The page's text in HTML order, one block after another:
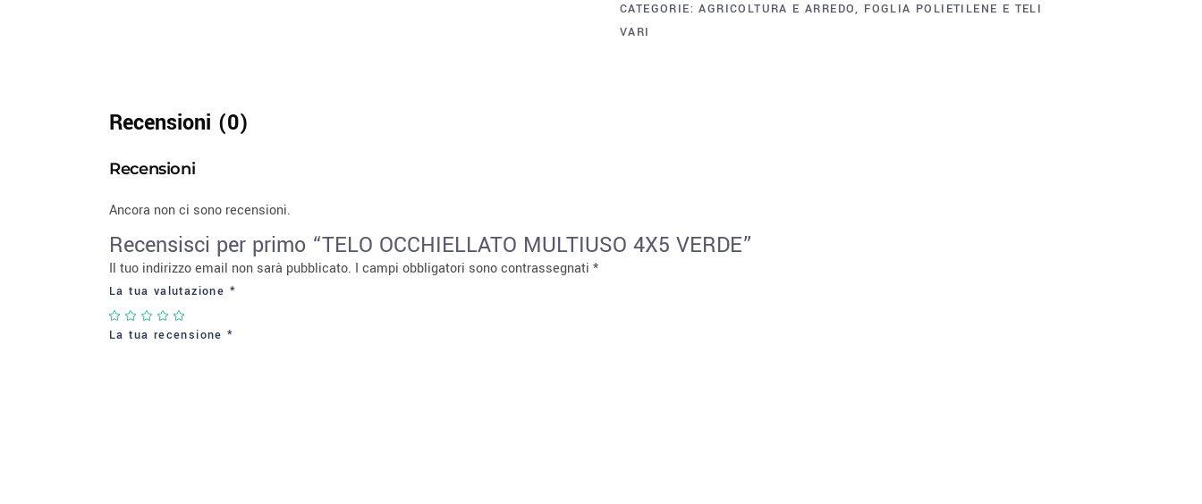
CATEGORIE:AGRICOLTURA E ARREDO, FOGLIA POLIETILENE E TELI
VARI
Recensioni (0)
Recensioni
Ancora non ci sono recensioni.
Recensisci per primo “TELO OCCHIELLATO MULTIUSO 4X5 VERDE”
Il tuo indirizzo email non sarà pubblicato. I campi obbligatori sono contrassegnati *
La tua valutazione *
La tua recensione*